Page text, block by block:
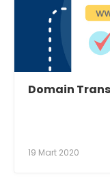
Domain
19 Mart 2020